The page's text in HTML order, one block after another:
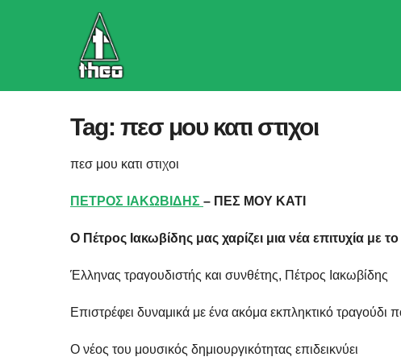
Tag: πεσ μου κατι στιχοι
πεσ μου κατι στιχοι
ΠΕΤΡΟΣ ΙΑΚΩΒΙΔΗΣ – ΠΕΣ ΜΟΥ ΚΑΤΙ
Ο Πέτρος Ιακωβίδης μας χαρίζει μια νέα επιτυχία με
Έλληνας τραγουδιστής και συνθέτης, Πέτρος Ιακωβίδης
Επιστρέφει δυναμικά με ένα ακόμα εκπληκτικό τραγούδι
Ο νέος του μουσικός δημιουργικότητας επιδεικνύει